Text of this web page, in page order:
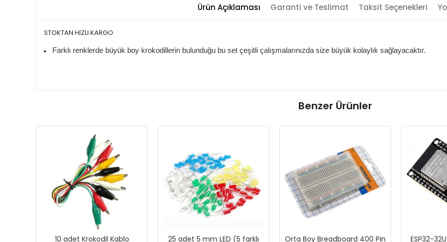
Ürün Açıklaması Garanti ve Teslimat Taksit Seçenekleri
STOKTAN HIZLI KARGO
Farklı renklerde büyük boy krokodillerin bulunduğu bu set çeşitli çalışmalarınızda size büyük kolaylık sağlayacaktır.
Benzer Ürünler
10 adet Krokodil Kablo
25 adet 5 mm LED (5 farklı
Orta Boy Breadboard 400 Pin
ESP32-